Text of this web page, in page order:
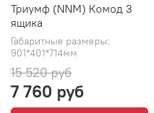
Триумф (NNM) Комод 3
ящика
Габаритные размеры:
901*401*714мм
15 520 руб
7 760 руб